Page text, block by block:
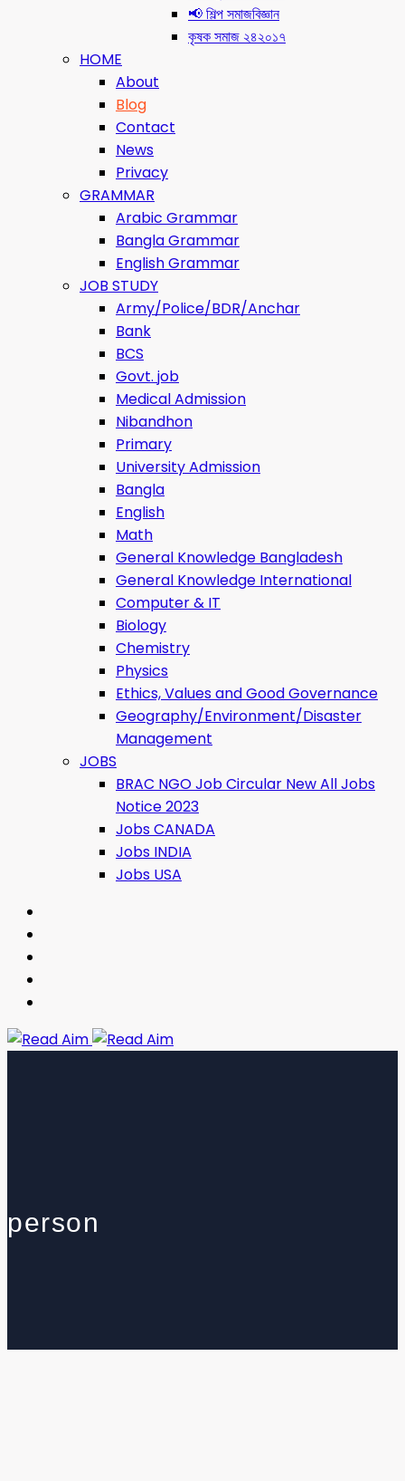
📢 শিল্প সমাজবিজ্ঞান
কৃষক সমাজ ২৪২০১৭
HOME
About
Blog
Contact
News
Privacy
GRAMMAR
Arabic Grammar
Bangla Grammar
English Grammar
JOB STUDY
Army/Police/BDR/Anchar
Bank
BCS
Govt. job
Medical Admission
Nibandhon
Primary
University Admission
Bangla
English
Math
General Knowledge Bangladesh
General Knowledge International
Computer & IT
Biology
Chemistry
Physics
Ethics, Values ​​and Good Governance
Geography/Environment/Disaster
Management
JOBS
BRAC NGO Job Circular New All Jobs
Notice 2023
Jobs CANADA
Jobs INDIA
Jobs USA
Read Aim
person